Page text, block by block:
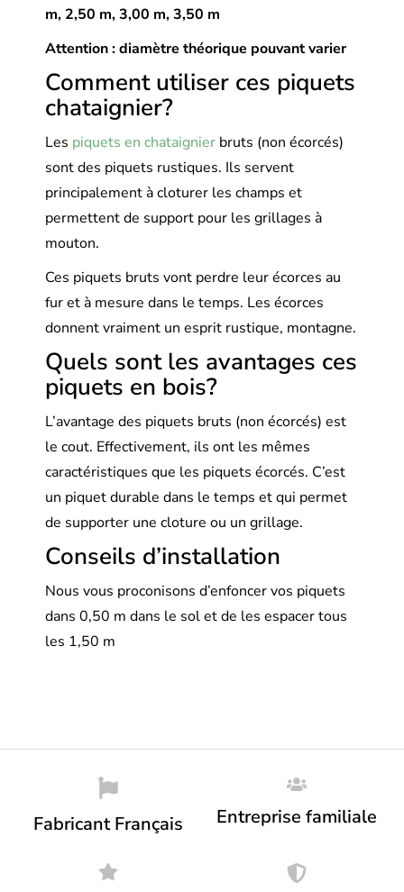
m, 2,50 m, 3,00 m, 3,50 m
Attention : diamètre théorique pouvant varier
Comment utiliser ces piquets
chataignier?
Les piquets en chataignier bruts (non écorcés)
sont des piquets rustiques. Ils servent
principalement à cloturer les champs et
permettent de support pour les grillages à
mouton.
Ces piquets bruts vont perdre leur écorces au
fur et à mesure dans le temps. Les écorces
donnent vraiment un esprit rustique, montagne.
Quels sont les avantages ces
piquets en bois?
L’avantage des piquets bruts (non écorcés) est
le cout. Effectivement, ils ont les mêmes
caractéristiques que les piquets écorcés. C’est
un piquet durable dans le temps et qui permet
de supporter une cloture ou un grillage.
Conseils d’installation
Nous vous proconisons d’enfoncer vos piquets
dans 0,50 m dans le sol et de les espacer tous
les 1,50 m
Fabricant Français Entreprise familiale